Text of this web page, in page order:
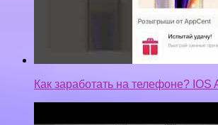
Как заработать на телефоне? IOS